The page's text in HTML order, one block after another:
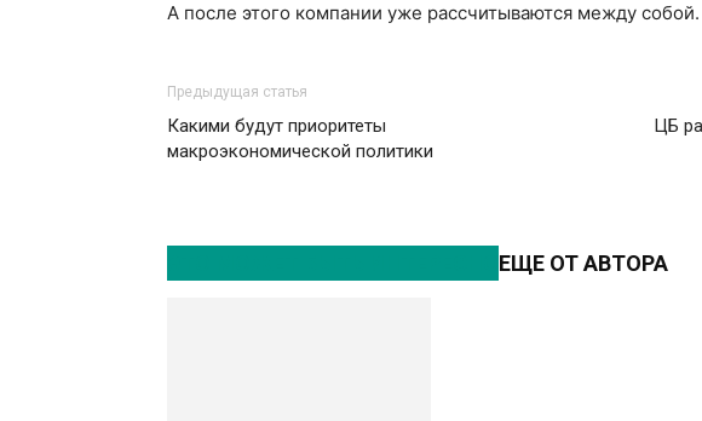
А после этого компании уже рассчитываются между собой.
Предыдущая статья
Какими будут приоритеты
макроэкономической политики
ЦБ
ЕЩЕ ОТ АВТОРА